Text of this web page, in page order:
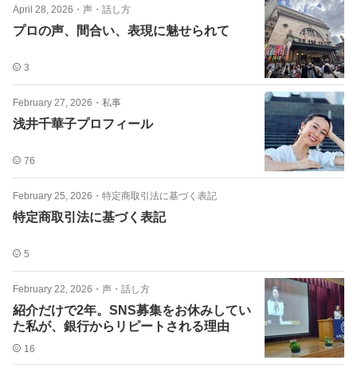
April 28, 2026 ・ 声・話し方
プロの声、間合い、表現に魅せられて
3
February 27, 2026 ・ 私事
浅井千華子プロフィール
76
February 25, 2026 ・ 特定商取引法に基づく表記
特定商取引法に基づく表記
5
February 22, 2026 ・ 声・話し方
紹介だけで2年。SNS募集をお休みしてい
た私が、銀行からリピートされる理由
16